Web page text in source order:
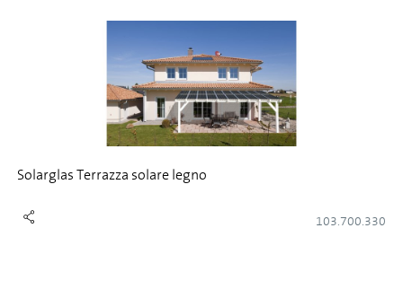
Solarglas Terrazza solare legno
103.700.330